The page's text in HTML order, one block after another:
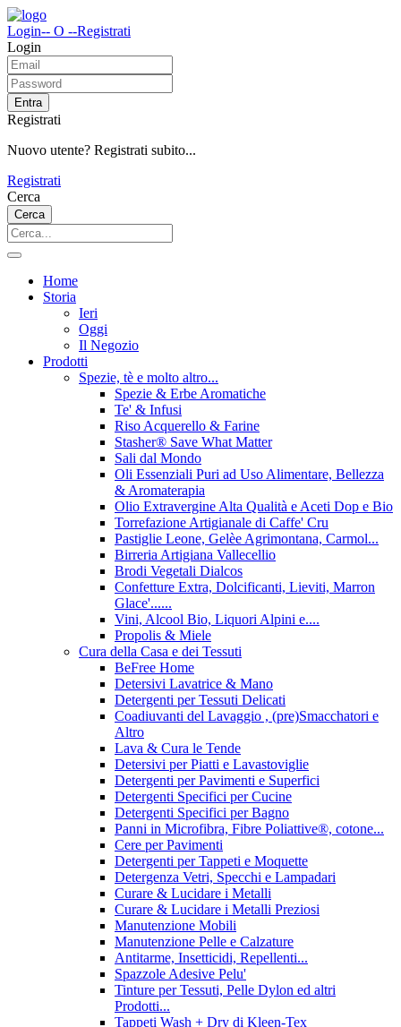
Login-- O --Registrati
Login
Entra
Registrati
Nuovo utente? Registrati subito...
Registrati
Cerca
Cerca
Home
Storia
Ieri
Oggi
Il Negozio
Prodotti
Spezie, tè e molto altro...
Spezie & Erbe Aromatiche
Te' & Infusi
Riso Acquerello & Farine
Stasher®️ Save What Matter
Sali dal Mondo
Oli Essenziali Puri ad Uso Alimentare, Bellezza
& Aromaterapia
Olio Extravergine Alta Qualità e Aceti Dop e Bio
Torrefazione Artigianale di Caffe' Cru
Pastiglie Leone, Gelèe Agrimontana, Carmol...
Birreria Artigiana Vallecellio
Brodi Vegetali Dialcos
Confetture Extra, Dolcificanti, Lieviti, Marron
Glace'......
Vini, Alcool Bio, Liquori Alpini e....
Propolis & Miele
Cura della Casa e dei Tessuti
BeFree Home
Detersivi Lavatrice & Mano
Detergenti per Tessuti Delicati
Coadiuvanti del Lavaggio , (pre)Smacchatori e
Altro
Lava & Cura le Tende
Detersivi per Piatti e Lavastoviglie
Detergenti per Pavimenti e Superfici
Detergenti Specifici per Cucine
Detergenti Specifici per Bagno
Panni in Microfibra, Fibre Poliattive®, cotone...
Cere per Pavimenti
Detergenti per Tappeti e Moquette
Detergenza Vetri, Specchi e Lampadari
Curare & Lucidare i Metalli
Curare & Lucidare i Metalli Preziosi
Manutenzione Mobili
Manutenzione Pelle e Calzature
Antitarme, Insetticidi, Repellenti...
Spazzole Adesive Pelu'
Tinture per Tessuti, Pelle Dylon ed altri
Prodotti...
Tappeti Wash + Dry di Kleen-Tex